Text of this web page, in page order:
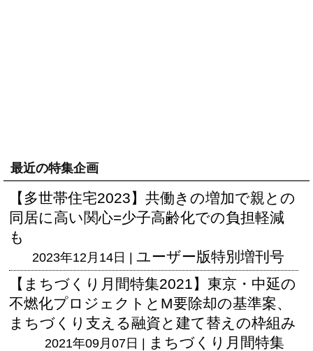
最近の特集企画
【多世帯住宅2023】共働きの増加で親との
同居に高い関心=少子高齢化での負担軽減
も
2023年12月14日 | ユーザー版特別増刊号
【まちづくり月間特集2021】東京・中延の
不燃化プロジェクトとM要除却の基準案、
まちづくり支える融資と建て替えの枠組み
2021年09月07日 | まちづくり月間特集